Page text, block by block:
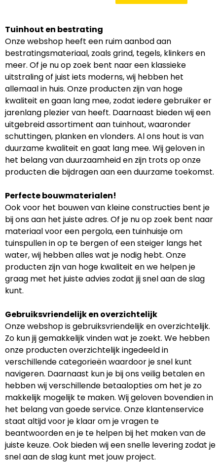
Tuinhout en bestrating
Onze webshop heeft een ruim aanbod aan
bestratingsmateriaal, zoals grind, tegels, klinkers en
meer. Of je nu op zoek bent naar een klassieke
uitstraling of juist iets moderns, wij hebben het
allemaal in huis. Onze producten zijn van hoge
kwaliteit en gaan lang mee, zodat iedere gebruiker er
jarenlang plezier van heeft. Daarnaast bieden wij een
uitgebreid assortiment aan tuinhout, waaronder
schuttingen, planken en vlonders. Al ons hout is van
duurzame kwaliteit en gaat lang mee. Wij geloven in
het belang van duurzaamheid en zijn trots op onze
producten die bijdragen aan een duurzame toekomst.
Perfecte bouwmaterialen!
Ook voor het bouwen van kleine constructies bent je
bij ons aan het juiste adres. Of je nu op zoek bent naar
materiaal voor een pergola, een tuinhuisje om
tuinspullen in op te bergen of een steiger langs het
water, wij hebben alles wat je nodig hebt. Onze
producten zijn van hoge kwaliteit en we helpen je
graag met het juiste advies zodat jij snel aan de slag
kunt.
Gebruiksvriendelijk en overzichtelijk
Onze webshop is gebruiksvriendelijk en overzichtelijk.
Zo kun jij gemakkelijk vinden wat je zoekt. We hebben
onze producten overzichtelijk ingedeeld in
verschillende categorieën waardoor je snel kunt
navigeren. Daarnaast kun je bij ons veilig betalen en
hebben wij verschillende betaalopties om het je zo
makkelijk mogelijk te maken. Wij geloven bovendien in
het belang van goede service. Onze klantenservice
staat altijd voor je klaar om je vragen te
beantwoorden en je te helpen bij het maken van de
juiste keuze. Ook bieden wij een snelle levering zodat je
snel aan de slag kunt met jouw project.